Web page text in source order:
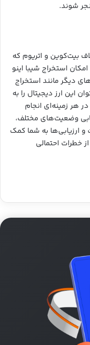
شوند.
بیت‌کوین و اتریوم که
استخراج شیبا اینو
دیگر مانند استخراج
این ارز دیجیتال را به
هر زمینه‌ای انجام
وضعیت‌های مختلف،
ارزیابی‌ها به شما کمک
خطرات احتمالی